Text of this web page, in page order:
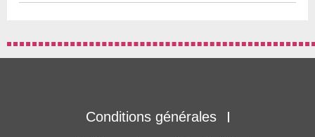
Conditions générales